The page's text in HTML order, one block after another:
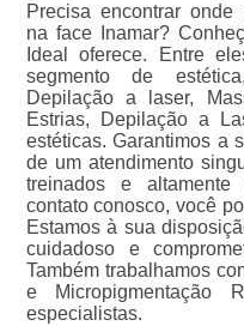
Precisa encontrar onde
na face Inamar?
Ideal oferece. Entre
segmento de
Depilação a laser,
Estrias, Depilação a
estéticas. Garantimos a
de um atendimento
treinados e
contato conosco, você
Estamos à sua
cuidadoso e
Também trabalhamos
e Micropigmentação
especialistas.